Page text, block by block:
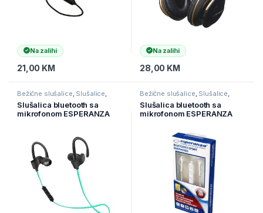
Na zalihi
21,00 KM
Na zalihi
28,00 KM
Bežične slušalice Slušalice
Slušalica bluetooth sa
mikrofonom ESPERANZA
Bežične slušalice Slušalice
Slušalica bluetooth sa
mikrofonom ESPERANZA